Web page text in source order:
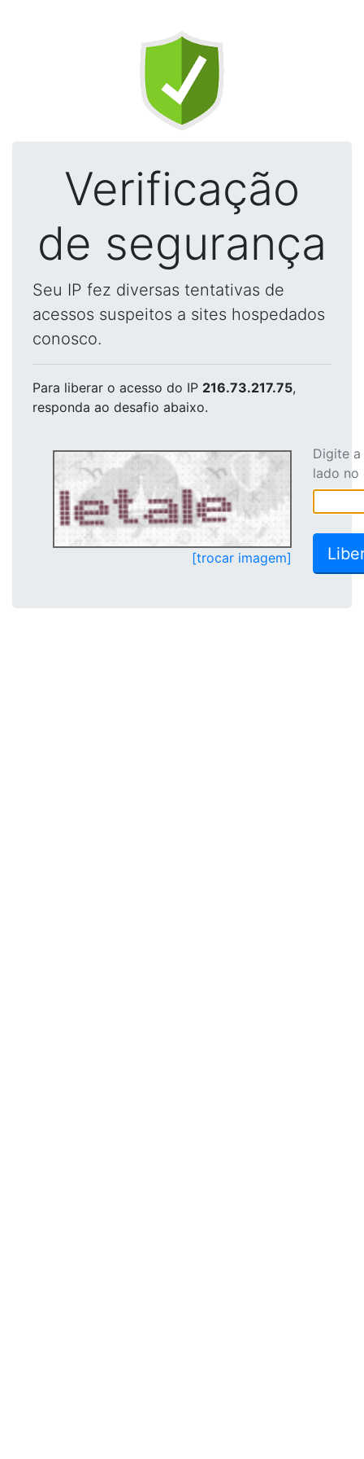
Verificação
de segurança
Seu IP fez diversas tentativas de
acessos suspeitos a sites hospedados
conosco.
Para liberar o acesso do IP 216.73.217.75,
responda ao desafio abaixo.
[trocar imagem]
Digite
lado no